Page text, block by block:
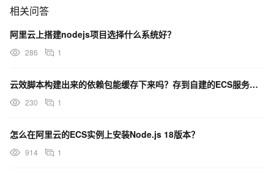
相关问答
阿里云上搭建nodejs项目选择什么系统好？
286 1
云效脚本构建出来的依赖包能缓存下来吗？存到自建的ECS服务器，下次Node.js构建时使用。
230 1
怎么在阿里云的ECS实例上安装Node.js 18版本？
914 1